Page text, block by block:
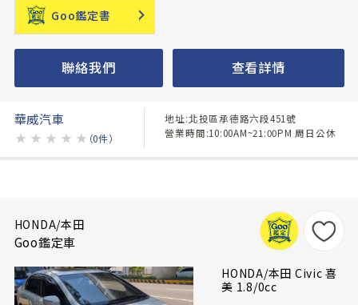
Goo鑑定書
聯絡我們 查看詳情
華威汽車
★ ★ ★ ★ ★ （0件）
地址:北投區承德路六段451號
營業時間:10:00AM~21:00PM 周日公休
HONDA/本田
Goo鑑定車
HONDA/本田 Civic 喜
美 1.8/0cc